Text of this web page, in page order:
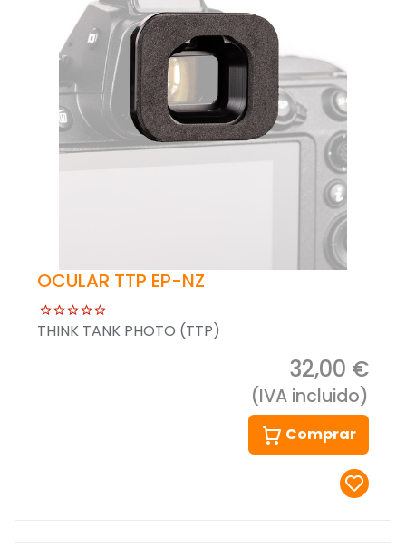
OCULAR TTP EP-NZ
THINK TANK PHOTO (TTP)
32,00 €
(IVA incluido)
Comprar